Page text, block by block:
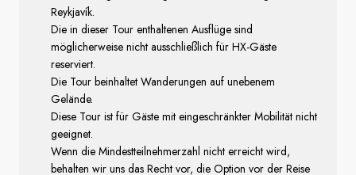
Reykjavík.
Die in dieser Tour enthaltenen Ausflüge sind
möglicherweise nicht ausschließlich für HX-Gäste
reserviert.
Die Tour beinhaltet Wanderungen auf unebenem
Gelände.
Diese Tour ist für Gäste mit eingeschränkter Mobilität nicht
geeignet.
Wenn die Mindestteilnehmerzahl nicht erreicht wird,
behalten wir uns das Recht vor, die Option vor der Reise